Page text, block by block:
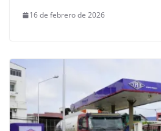
16 de febrero de 2026